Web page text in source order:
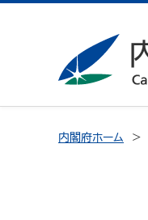
内閣府ホーム